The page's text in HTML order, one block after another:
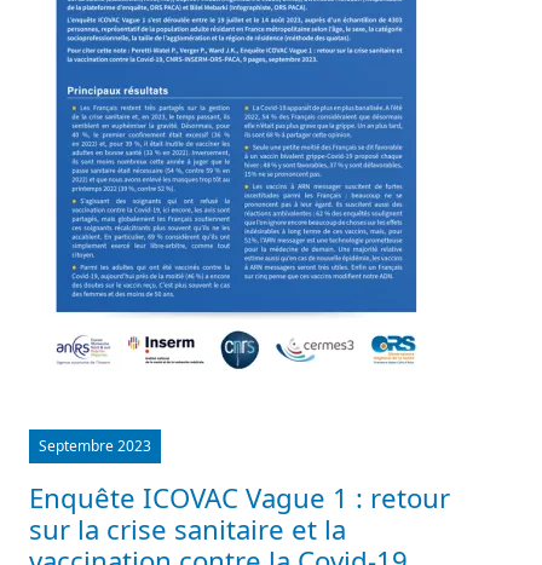
Septembre 2023
Enquête ICOVAC Vague 1 : retour
sur la crise sanitaire et la